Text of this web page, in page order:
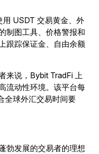
USDT 交易黄金、外
制图工具、价格警报和
跟踪保证金、自由余额
来说，Bybit TradFi 上
流动性环境。该平台每
全球外汇交易时间要
勃发展的交易者的理想